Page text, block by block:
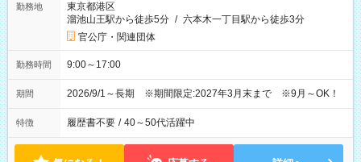
勤務地
東京都港区
溜池山王駅から徒歩5分 / 六本木一丁目駅から徒歩3分
官公庁・関連団体
勤務時間 9:00～17:00
期間 2026/9/1～長期 ※期間限定:2027年3月末まで ※9月～OK！
特徴 履歴書不要 / 40～50代活躍中